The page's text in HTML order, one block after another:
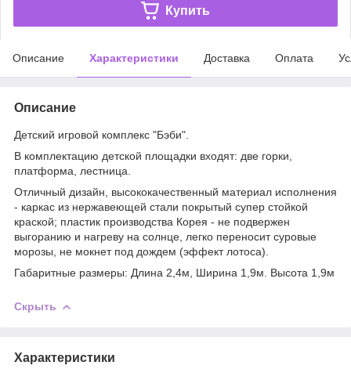
Купить
Описание Характеристики Доставка Оплата
Описание
Детский игровой комплекс "Бэби".
В комплектацию детской площадки входят: две горки,
платформа, лестница.
Отличный дизайн, высококачественный материал исполнения
- каркас из нержавеющей стали покрытый супер стойкой
краской; пластик производства Корея - не подвержен
выгоранию и нагреву на солнце, легко переносит суровые
морозы, не мокнет под дождем (эффект лотоса).
Габаритные размеры: Длина 2,4м, Ширина 1,9м. Высота 1,9м
Скрыть
Характеристики